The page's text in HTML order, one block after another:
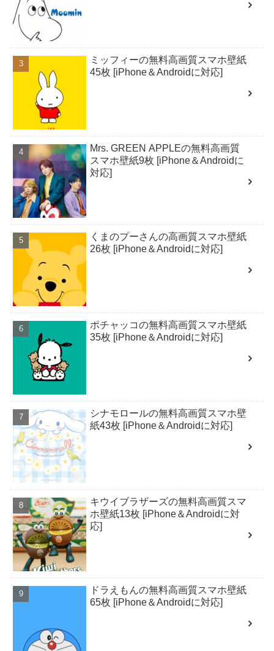
ミッフィーの無料高画質スマホ壁紙
45枚 [iPhone＆Androidに対応]
Mrs. GREEN APPLEの無料高画質
スマホ壁紙9枚 [iPhone＆Androidに
対応]
くまのプーさんの高画質スマホ壁紙
26枚 [iPhone＆Androidに対応]
ポチャッコの無料高画質スマホ壁紙
35枚 [iPhone＆Androidに対応]
シナモロールの無料高画質スマホ壁
紙43枚 [iPhone＆Androidに対応]
キウイブラザーズの無料高画質スマ
ホ壁紙13枚 [iPhone＆Androidに対
応]
ドラえもんの無料高画質スマホ壁紙
65枚 [iPhone＆Androidに対応]